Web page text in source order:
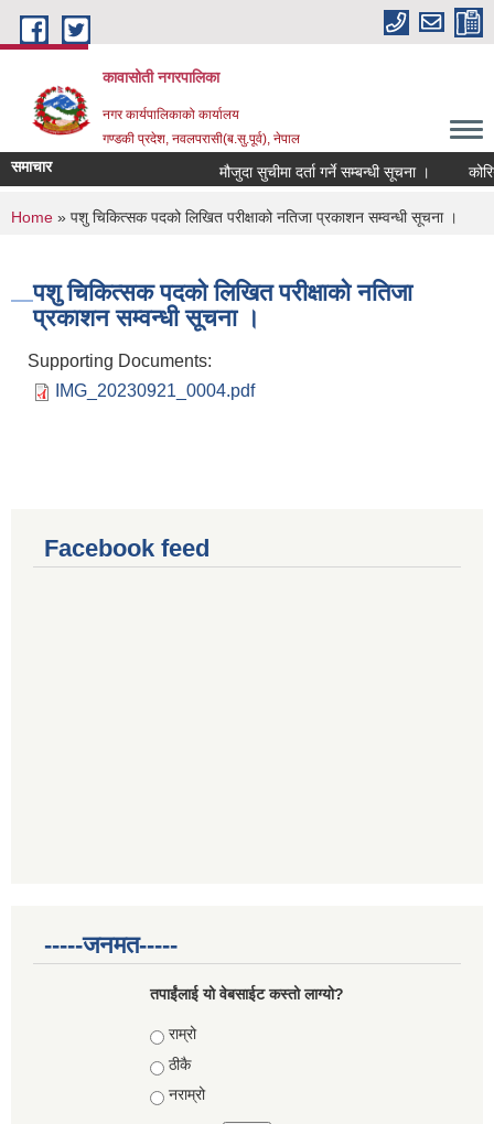
Skip to main content
कावासोती नगरपालिका
नगर कार्यपालिकाको कार्यालय
गण्डकी प्रदेश, नवलपरासी(ब.सु.पूर्व), नेपाल
समाचार मौजुदा सुचीमा दर्ता गर्ने सम्बन्धी सूचना ।
You are here
Home » पशु चिकित्सक पदको लिखित परीक्षाको नतिजा प्रकाशन सम्वन्धी सूचना ।
पशु चिकित्सक पदको लिखित परीक्षाको नतिजा
प्रकाशन सम्वन्धी सूचना ।
Supporting Documents:
IMG_20230921_0004.pdf
Facebook feed
-----जनमत-----
तपाईंलाई यो वेबसाईट कस्तो लाग्यो?
Choices
राम्रो
ठीकै
नराम्रो